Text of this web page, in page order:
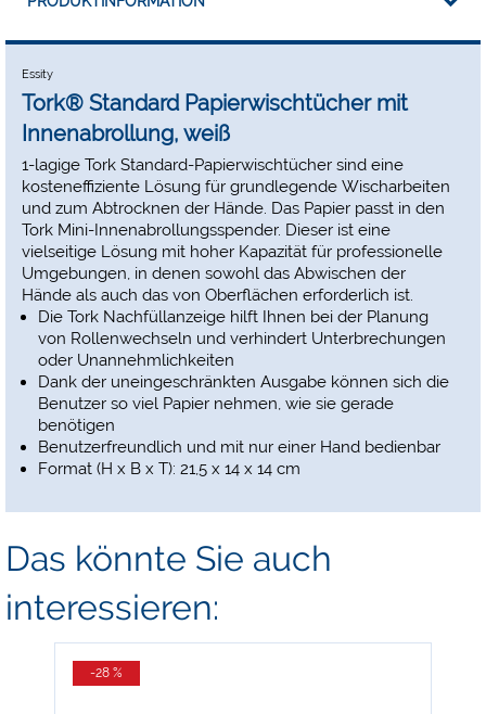
Essity
Tork® Standard Papierwischtücher mit
Innenabrollung, weiß
1-lagige Tork Standard-Papierwischtücher sind eine
kosteneffiziente Lösung für grundlegende Wischarbeiten
und zum Abtrocknen der Hände. Das Papier passt in den
Tork Mini-Innenabrollungsspender. Dieser ist eine
vielseitige Lösung mit hoher Kapazität für professionelle
Umgebungen, in denen sowohl das Abwischen der
Hände als auch das von Oberflächen erforderlich ist.
Die Tork Nachfüllanzeige hilft Ihnen bei der Planung
von Rollenwechseln und verhindert Unterbrechungen
oder Unannehmlichkeiten
Dank der uneingeschränkten Ausgabe können sich die
Benutzer so viel Papier nehmen, wie sie gerade
benötigen
Benutzerfreundlich und mit nur einer Hand bedienbar
Format (H x B x T): 21,5 x 14 x 14 cm
Das könnte Sie auch
interessieren:
-28 %